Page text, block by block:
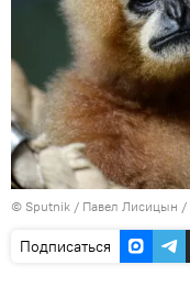
© Sputnik / Павел Лисицын /
Подписаться